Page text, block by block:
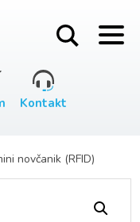
Kontakt
novčanik (RFID)